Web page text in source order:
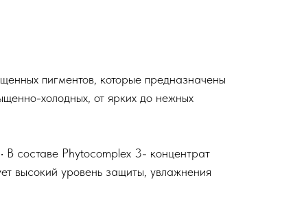
пигментов, которые предназначены
холодных, от ярких до нежных
В составе Phytocomplex 3- концентрат
высокий уровень защиты, увлажнения